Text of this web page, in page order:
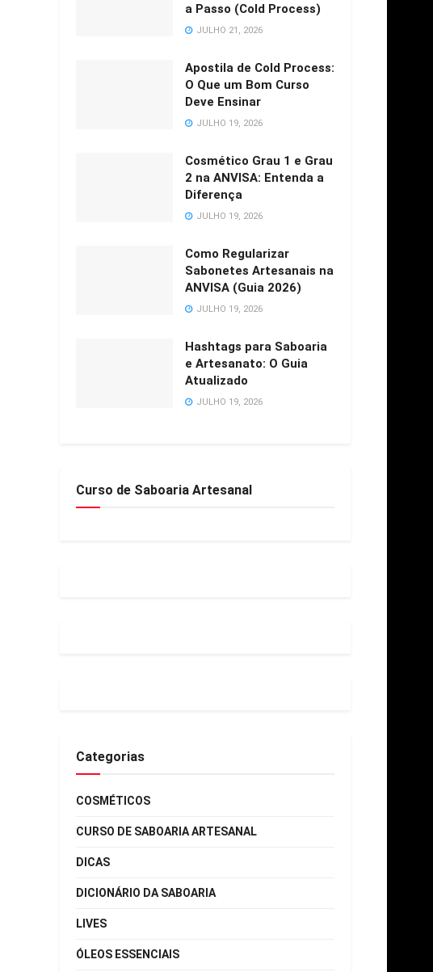
a Passo (Cold Process)
JULHO 21, 2026
Apostila de Cold Process:
O Que um Bom Curso
Deve Ensinar
JULHO 19, 2026
Cosmético Grau 1 e Grau
2 na ANVISA: Entenda a
Diferença
JULHO 19, 2026
Como Regularizar
Sabonetes Artesanais na
ANVISA (Guia 2026)
JULHO 19, 2026
Hashtags para Saboaria
e Artesanato: O Guia
Atualizado
JULHO 19, 2026
Curso de Saboaria Artesanal
Categorias
COSMÉTICOS
CURSO DE SABOARIA ARTESANAL
DICAS
DICIONÁRIO DA SABOARIA
LIVES
ÓLEOS ESSENCIAIS